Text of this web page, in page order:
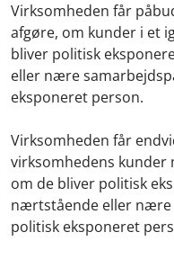
Virksomheden får
afgøre, om kunder i et
bliver politisk
eller nære
eksponeret person.
Virksomheden får
virksomhedens kunder
om de bliver politisk
nærtstående eller nære
politisk eksponeret